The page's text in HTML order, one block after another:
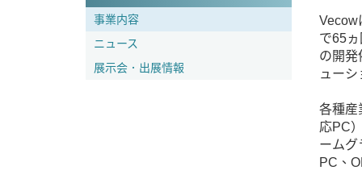
事業内容
ニュース
展示会．出展情報
Vecow
で65
の開発
ュー
各種産
応PC
ームグ
PC、